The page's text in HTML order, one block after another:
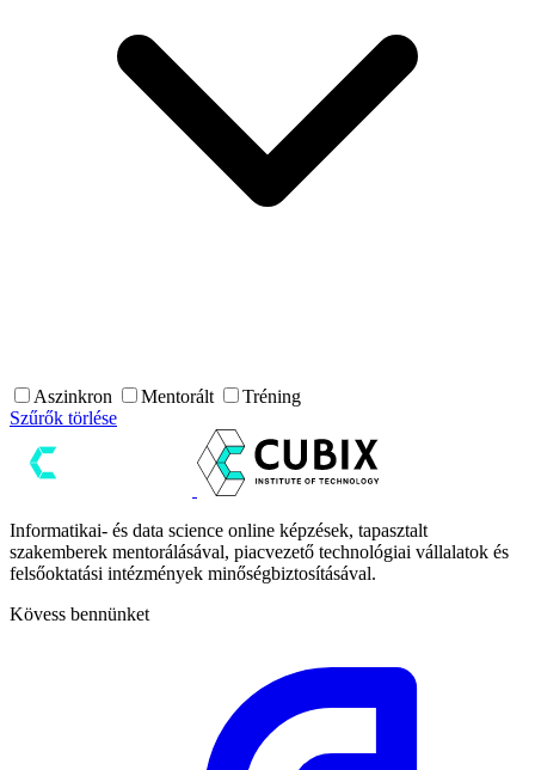
Aszinkron Mentorált
Tréning
Szűrők törlése
Informatikai- és data science online képzések, tapasztalt
szakemberek mentorálásával, piacvezető technológiai vállalatok és
felsőoktatási intézmények minőségbiztosításával.
Kövess bennünket